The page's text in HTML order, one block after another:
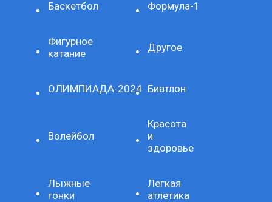
Баскетбол Формула-1
Фигурное
катание
Другое
ОЛИМПИАДА-2024 Биатлон
Волейбол
Красота
и
здоровье
Лыжные
гонки
Легкая
атлетика